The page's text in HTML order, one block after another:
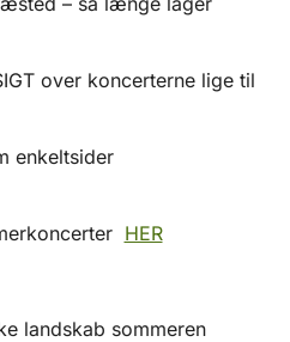
over koncerterne lige til
enkeltsider
HER
landskab sommeren